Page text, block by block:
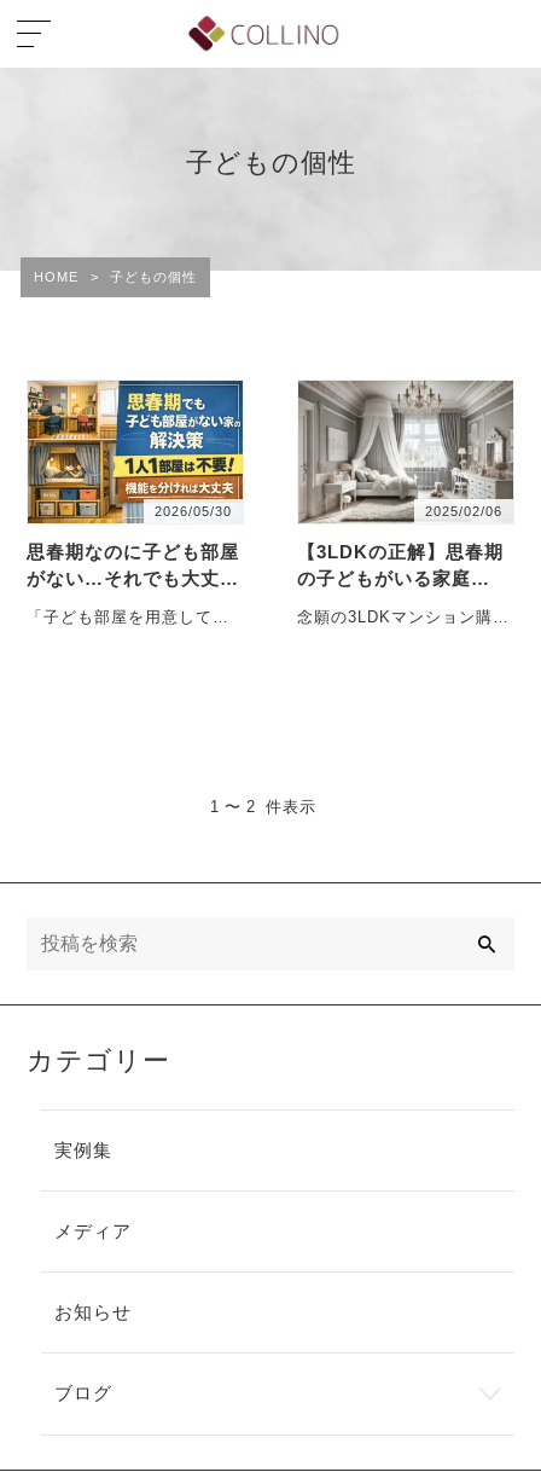
子どもの個性
HOME > 子どもの個性
2026/05/30
思春期なのに子ども部屋
がない…それでも大丈夫
な家のつくり方
「子ども部屋を用意してあ
2025/02/06
【3LDKの正解】思春期
の子どもがいる家庭
の“後悔しない部屋割
り”とは？
念願の3LDKマンション購
1 〜 2 件表示
カテゴリー
実例集
メディア
お知らせ
ブログ